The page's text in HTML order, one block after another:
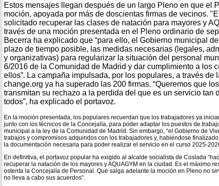
Estos mensajes llegan después de un largo Pleno en que el
moción, apoyada por más de doscientas firmas de vecinos.
solicitado recuperar las clases de natación para mayores y
través de una moción presentada en el Pleno ordinario de
Becerra ha explicado que “para ello, el Gobierno municipal
plazo de tiempo posible, las medidas necesarias (legales,
y organizativas) para regularizar la situación del personal
6/2016 de la Comunidad de Madrid y dar cumplimiento a los
ellos”. La campaña impulsada, por los populares, a través de
change.org ya ha superado las 200 firmas. “Queremos que
transmitan su rechazo a la perdida del que es un servicio tan
todos”, ha explicado el portavoz.
En la moción presentada, los populares recuerdan que los trabajadores ya
junto con los técnicos de la Concejalía, para poder adaptar los puestos de
municipal a la ley de la Comunidad de Madrid. Sin embargo, “el Gobierno de
trabajos y compromisos adquiridos con los trabajadores y, habiéndose
la documentación necesaria para poder realizar el servicio en el curso 2025-
En definitiva, el portavoz popular ha exigido al alcalde socialista de Coslada
recuperar la natación de los mayores y AQUAGYM en la ciudad. Es el máximo
ostenta la Concejalía de Personal. Que salga adelante la moción en Pleno no
no lleva a cabo sus acuerdos”.